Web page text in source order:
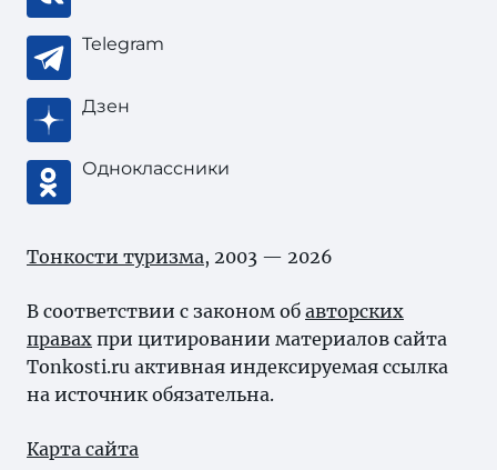
Telegram
Дзен
Одноклассники
Тонкости туризма, 2003 — 2026
В соответствии с законом об авторских
правах при цитировании материалов сайта
Tonkosti.ru активная индексируемая ссылка
на источник обязательна.
Карта сайта